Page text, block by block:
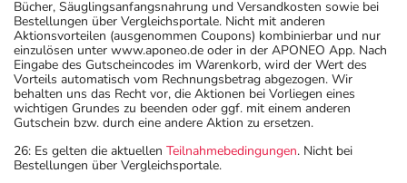
Bücher, Säuglingsanfangsnahrung und Versandkosten sowie bei
Bestellungen über Vergleichsportale. Nicht mit anderen
Aktionsvorteilen (ausgenommen Coupons) kombinierbar und nur
einzulösen unter www.aponeo.de oder in der APONEO App. Nach
Eingabe des Gutscheincodes im Warenkorb, wird der Wert des
Vorteils automatisch vom Rechnungsbetrag abgezogen. Wir
behalten uns das Recht vor, die Aktionen bei Vorliegen eines
wichtigen Grundes zu beenden oder ggf. mit einem anderen
Gutschein bzw. durch eine andere Aktion zu ersetzen.
26: Es gelten die aktuellen Teilnahmebedingungen. Nicht bei
Bestellungen über Vergleichsportale.